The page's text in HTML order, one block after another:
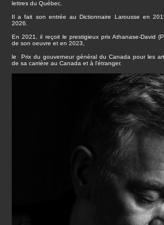
lettres du Québec.
Il a fait son entrée au Dictionnaire Larousse en
2026.
En 2021, il reçoit le prestigieux prix Athanase-David
de son oeuvre et en 2023,
le Prix du gouverneur général du Canada pour les
de sa carrière au Canada et à l'étranger.